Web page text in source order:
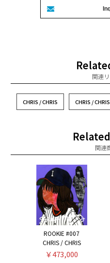
関連
CHRIS / CHRIS CHRIS / CHRIS
関連
ROOKIE #007
CHRIS / CHRIS
￥473,000